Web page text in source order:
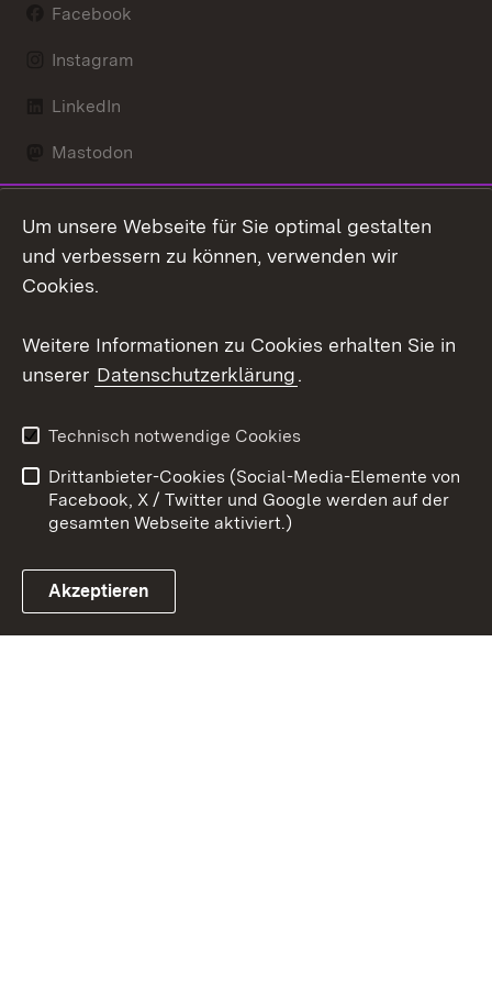
Facebook
Instagram
LinkedIn
Mastodon
X / Twitter
Youtube
Link zum Landesportal
Kontakt
Datenschutz
Barrierefreiheit
Impressum Cookies
Um unsere Webseite für Sie optimal gestalten
und verbessern zu können, verwenden wir
Cookies.
Weitere Informationen zu Cookies erhalten Sie in
unserer Datenschutzerklärung.
Technisch notwendige Cookies
Drittanbieter-Cookies (Social-Media-Elemente von
Facebook, X / Twitter und Google werden auf der
gesamten Webseite aktiviert.)
Akzeptieren